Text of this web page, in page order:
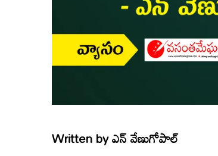
Written byఎన్ వేణుగోపాల్